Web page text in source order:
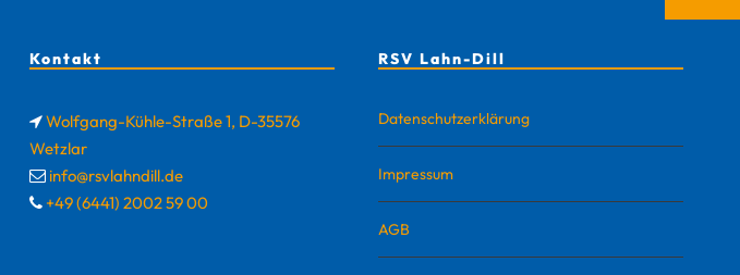
Kontakt
Wolfgang-Kühle-Straße 1, D-35576
Wetzlar
info@rsvlahndill.de
+49 (6441) 2002 59 00
RSV Lahn-Dill
Datenschutzerklärung
Impressum
AGB